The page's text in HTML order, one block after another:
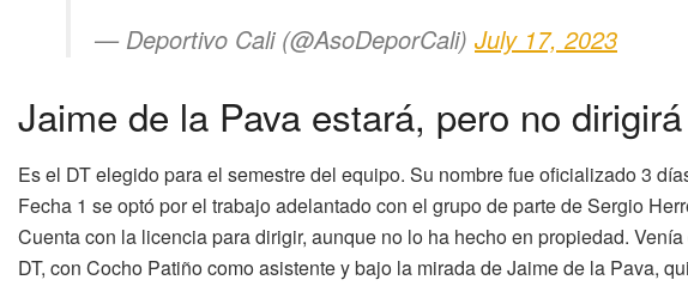
— Deportivo Cali (@AsoDeporCali) July 17, 2023
Jaime de la Pava estará, pero no dirigirá
Es el DT elegido para el semestre del equipo. Su nombre fue oficializado 3
Fecha 1 se optó por el trabajo adelantado con el grupo de parte de Sergio
Cuenta con la licencia para dirigir, aunque no lo ha hecho en propiedad.
DT, con Cocho Patiño como asistente y bajo la mirada de Jaime de la Pava,